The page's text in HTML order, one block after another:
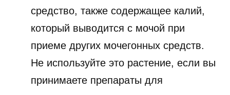
средство, также содержащее калий,
который выводится с мочой при
приеме других мочегонных средств.
Не используйте это растение, если вы
принимаете препараты для